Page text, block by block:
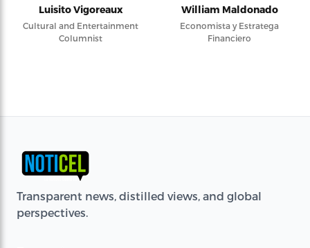
Luisito Vigoreaux
Cultural and Entertainment
Columnist
William Maldonado
Economista y Estratega
Financiero
Transparent news, distilled views, and global
perspectives.